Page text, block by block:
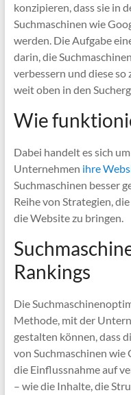
konzipieren, dass sie in
Suchmaschinen wie
werden. Die Aufgabe
darin, die
verbessern und diese so
weit oben in den
Wie
Dabei handelt es sich
Unternehmen ihre
Suchmaschinen besser
Reihe von Strategien,
die Website zu bringen.
Rankings
Die
Methode, mit der
gestalten können, dass
von Suchmaschinen wie
die Einflussnahme auf
– wie die Inhalte, die